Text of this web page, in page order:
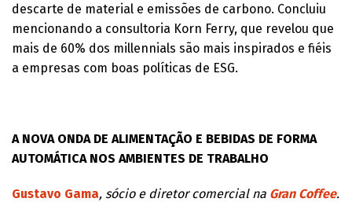
descarte de material e emissões de carbono. Concluiu
mencionando a consultoria Korn Ferry, que revelou que
mais de 60% dos millennials são mais inspirados e fiéis
a empresas com boas políticas de ESG.
A NOVA ONDA DE ALIMENTAÇÃO E BEBIDAS DE FORMA
AUTOMÁTICA NOS AMBIENTES DE TRABALHO
Gustavo Gama, sócio e diretor comercial na Gran Coffee.